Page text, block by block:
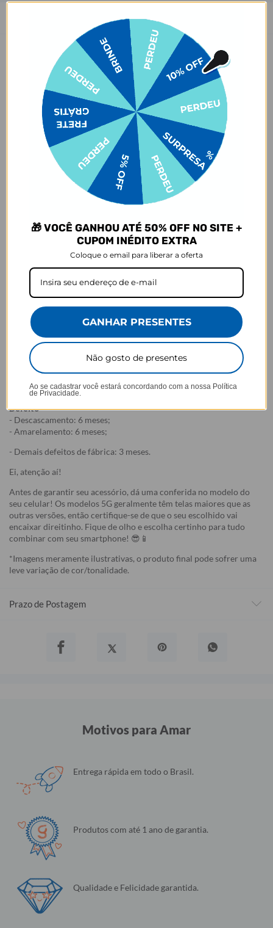
As capinhas para celular da Gocase deixam o seu smartphone a sua
cara. São mais de 1000 estampas exclusivas, produzidas com alta
qualidade de impressão, garantindo cores vivas e completa
aderência. Com material qualificado, protegem o seu smartphone
contra impactos, arranhões e sujeira ocasionados no cotidiano.
Sobre o amarelamento da capinha, nossa capinha tem como
matéria-prima principal o TPU transparente e maleável, que pode
amarelar com o tempo por meio de um processo natural de uso do
produto. Porém, o nível de amarelecimento depende
completamente dos hábitos de uso e dos ambientes em que a capa
estará inserida, pois seja por mudanças de temperatura e/ou
reações químicas adversas, infelizmente, o amarelamento do
produto pode vir a acontecer.
Garantias:
- Os nossos produtos personalizados (estampados ou
de acordo com a opção escolhida no momento da compra.
- Isso significa que a produção só começa após a confirmação do
pedido, e o item é criado exclusivamente com a estampa
selecionada,mesmo quando não há customização com nome
- Por isso, é super importante conferir com atenção todos os
detalhes antes de finalizar a compra, como modelo, estampa e
variações escolhidas.
- Após o início da produção,
não é possível realizar
cancelamentos ou alterações, pois o produto não pode retornar
ao estoque.
Defeito
- Descascamento: 6 meses;
- Amarelamento: 6 meses;
- Demais defeitos de fábrica: 3 meses.
Ei, atenção aí!
Antes de garantir seu acessório, dá uma conferida no modelo do
seu celular! Os modelos 5G geralmente têm telas maiores que as
outras versões, então certifique-se de que o seu escolhido vai
encaixar direitinho. Fique de olho e escolha certinho para tudo
combinar com seu smartphone! 😎📱
*Imagens meramente ilustrativas, o produto final pode sofrer uma
leve variação de cor/tonalidade.
Prazo de Postagem
Motivos para Amar
Entrega rápida em todo o Brasil.
Produtos com até 1 ano de garantia.
Qualidade e Felicidade garantida.
🎁 VOCÊ GANHOU ATÉ 50% OFF NO SITE +
CUPOM INÉDITO EXTRA
Coloque o email para liberar a oferta
GANHAR PRESENTES
Não gosto de presentes
Ao se cadastrar você estará concordando com a nossa Política
de Privacidade.